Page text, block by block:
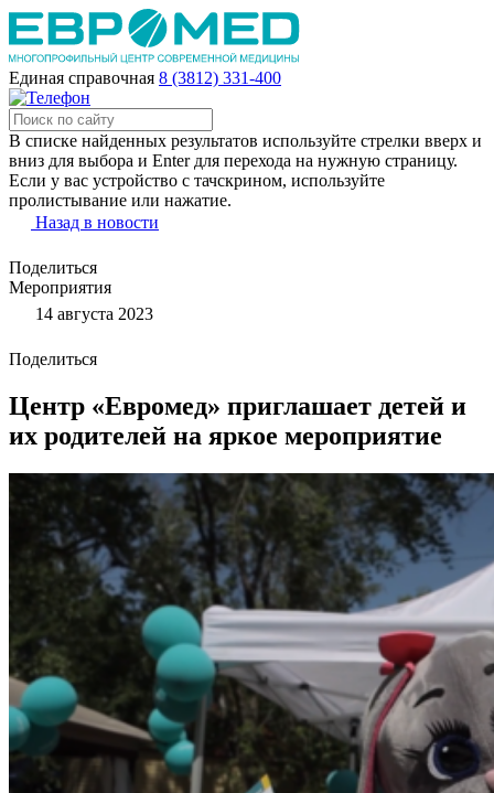
Единая справочная 8 (3812) 331-400
В списке найденных результатов используйте стрелки вверх и
вниз для выбора и Enter для перехода на нужную страницу.
Если у вас устройство с тачскрином, используйте
пролистывание или нажатие.
Назад в новости
Поделиться
Мероприятия
14 августа 2023
Поделиться
Центр «Евромед» приглашает детей и
их родителей на яркое мероприятие